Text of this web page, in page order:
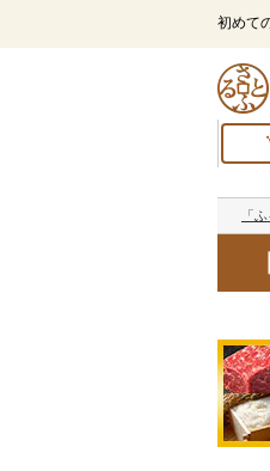
初めて
「